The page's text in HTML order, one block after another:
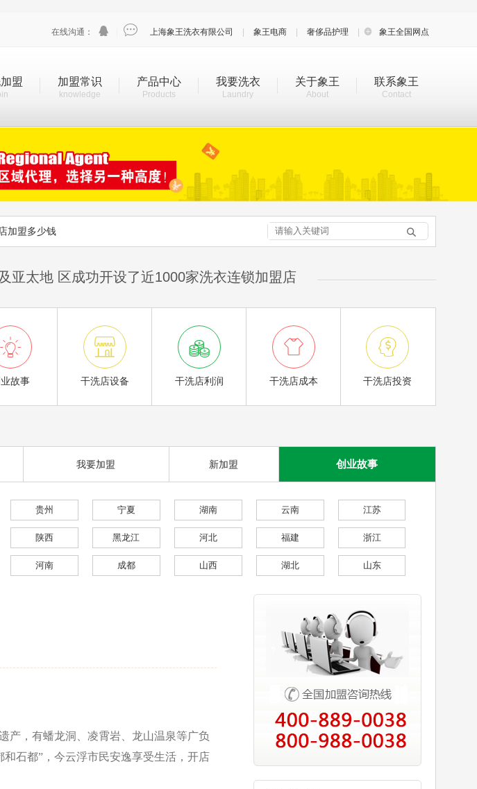
在线沟通：   上海象王洗衣有限公司 象王电商 奢侈品护理  象王全国网点
盟 加盟常识
knowledge
产品中心
Products
我要洗衣
Laundry
关于象王
About
联系象王
Contact
加盟多少钱 
亚太地 区成功开设了近1000家洗衣连锁加盟店

故事

干洗店设备

干洗店利润

干洗店成本

干洗店投资
我要加盟 新加盟 创业故事
贵州 宁夏 湖南 云南 江苏
陕西 黑龙江 河北 福建 浙江
河南 成都 山西 湖北 山东
产，有蟠龙洞、凌霄岩、龙山温泉等广负
石都”，今云浮市民安逸享受生活，开店